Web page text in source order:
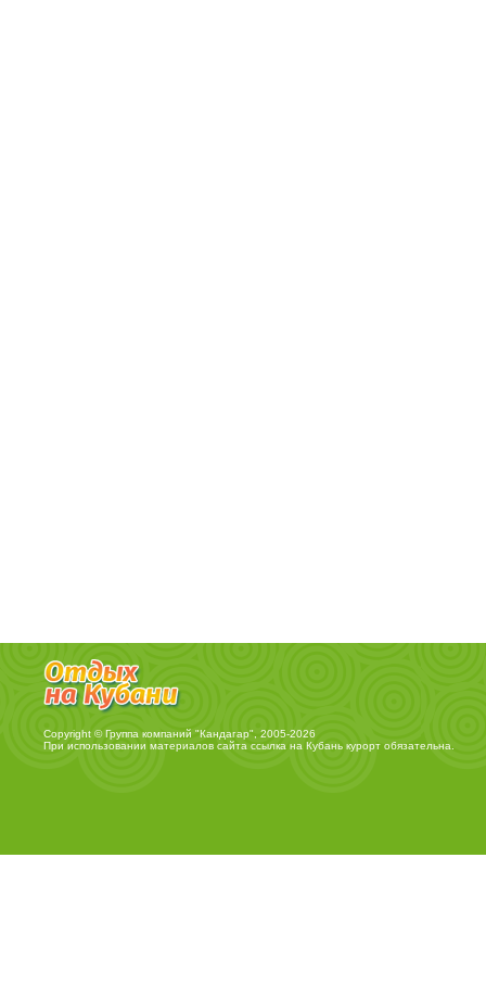
Copyright © Группа компаний "Кандагар", 2005-2026
При использовании материалов сайта ссылка на Кубань курортобязательна.